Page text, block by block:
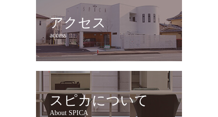
アクセス
access
スピカについて
About SPICA